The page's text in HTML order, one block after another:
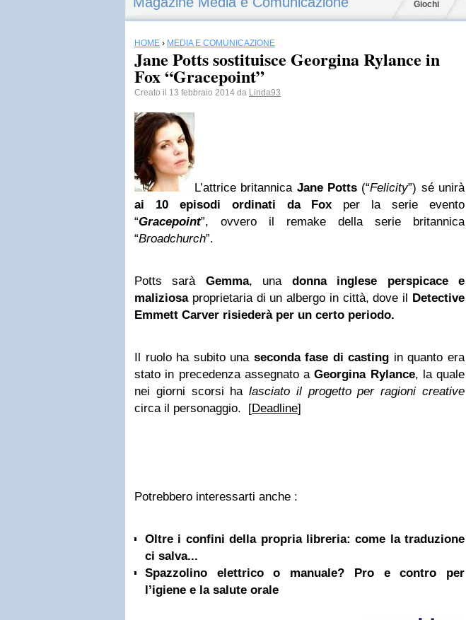
Giochi
HOME › MEDIA E COMUNICAZIONE
Jane Potts sostituisce Georgina Rylance in
Fox “Gracepoint”
Creato il 13 febbraio 2014 da Linda93
L’attrice britannica Jane Potts (“Felicity”) sé unirà
ai 10 episodi ordinati da Fox per la serie evento
“Gracepoint”, ovvero il remake della serie britannica
“Broadchurch”.
Potts sarà Gemma, una donna inglese perspicace e
maliziosaproprietaria di un albergo in città, dove il Detective
Emmett Carver risiederà per un certo periodo.
Il ruolo ha subito una seconda fase di casting in quanto era
stato in precedenza assegnato aGeorgina Rylance, la quale
nei giorni scorsi halasciato il progetto per ragioni creative
circa il personaggio. [Deadline]
Potrebbero interessarti anche :
Oltre i confini della propria libreria: come la traduzione
ci salva...
Spazzolino elettrico o manuale? Pro e contro per
l’igiene e la salute orale